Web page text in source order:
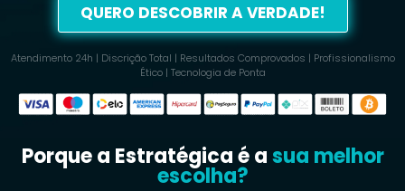
QUERO DESCOBRIR A VERDADE!
Atendimento 24h | Discrição Total | Resultados Comprovados | Profissionalismo
Ético | Tecnologia de Ponta
Porque a Estratégica é asua melhor
escolha?